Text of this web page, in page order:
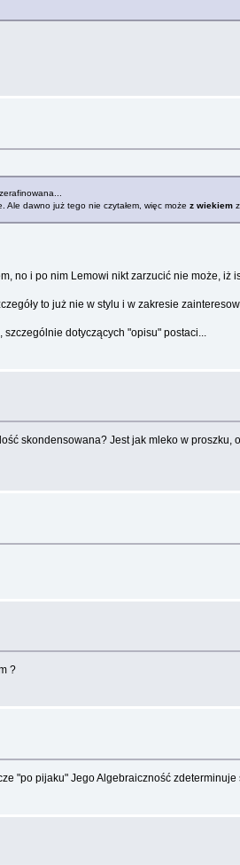
dawno już tego nie czytałem, więc może z wiekiem
no i po nim Lemowi nikt zarzucić nie może,
to już nie w stylu i w zakresie
dotyczących "opisu" postaci...
skondensowana? Jest jak mleko w
?
"po pijaku" Jego Algebraiczność